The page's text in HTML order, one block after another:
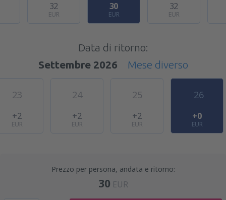
32
EUR
30
EUR
32
EUR
Data di ritorno:
Settembre 2026
Mese diverso
23
+2
EUR
24
+2
EUR
25
+2
EUR
26
+0
EUR
Prezzo per persona, andata e ritorno:
30 EUR